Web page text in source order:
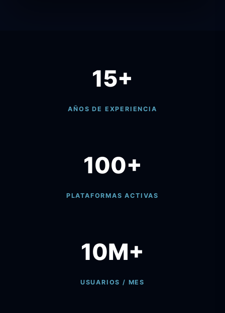
15+
AÑOS DE EXPERIENCIA
100+
PLATAFORMAS ACTIVAS
10M+
USUARIOS / MES